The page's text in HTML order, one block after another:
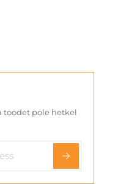
toodet pole hetkel